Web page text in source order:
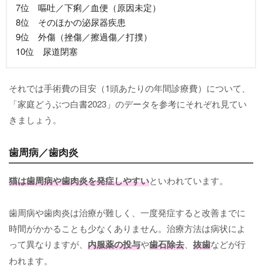
7位 嘔吐／下痢／血便（原因未定）
8位 そのほかの泌尿器疾患
9位 外傷（挫傷／擦過傷／打撲）
10位 尿道閉塞
それでは手術費の目安（1頭あたりの年間診療費）について、
「家庭どうぶつ白書2023」のデータを参考にそれぞれ見てい
きましょう。
歯周病／歯肉炎
猫は歯周病や歯肉炎を発症しやすいといわれています。
歯周病や歯肉炎は治療が難しく、一度発症すると改善までに
時間がかかることも少なくありません。治療方法は病状によ
って異なりますが、 内服薬の投与や歯石除去 抜歯などが行
われます。